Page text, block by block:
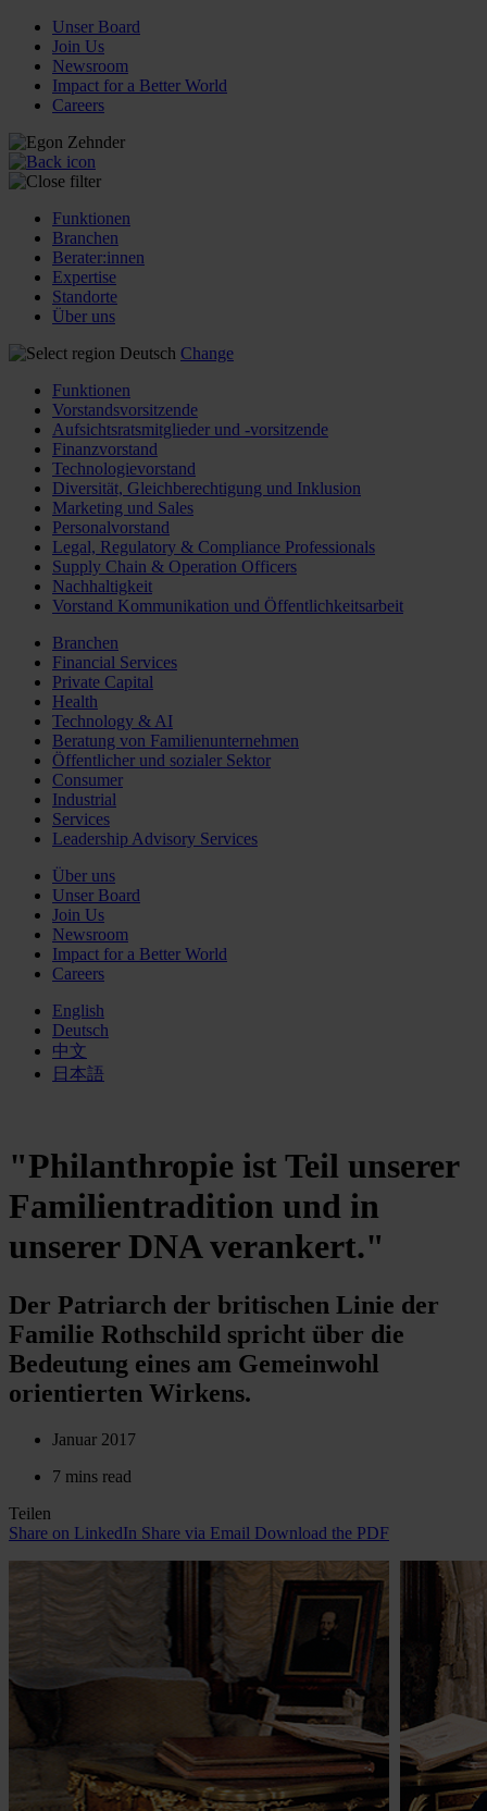
Unser Board
Join Us
Newsroom
Impact for a Better World
Careers
Funktionen
Branchen
Berater:innen
Expertise
Standorte
Über uns
Deutsch Change
Funktionen
Vorstandsvorsitzende
Aufsichtsratsmitglieder und -vorsitzende
Finanzvorstand
Technologievorstand
Diversität, Gleichberechtigung und Inklusion
Marketing und Sales
Personalvorstand
Legal, Regulatory & Compliance Professionals
Supply Chain & Operation Officers
Nachhaltigkeit
Vorstand Kommunikation und Öffentlichkeitsarbeit
Branchen
Financial Services
Private Capital
Health
Technology & AI
Beratung von Familienunternehmen
Öffentlicher und sozialer Sektor
Consumer
Industrial
Services
Leadership Advisory Services
Über uns
Unser Board
Join Us
Newsroom
Impact for a Better World
Careers
English
Deutsch
中文
日本語
"Philanthropie ist Teil unserer
Familientradition und in
unserer DNA verankert."
Der Patriarch der britischen Linie der
Familie Rothschild spricht über die
Bedeutung eines am Gemeinwohl
orientierten Wirkens.
Januar 2017
7 mins read
Teilen
Share on LinkedIn Share via Email Download the PDF